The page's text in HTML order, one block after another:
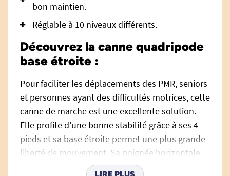
bon maintien.
Réglable à 10 niveaux différents.
Découvrez la canne quadripode
base étroite :
Pour faciliter les déplacements des PMR, seniors
et personnes ayant des difficultés motrices, cette
canne de marche est une excellente solution.
Elle profite d'une bonne stabilité grâce à ses 4
pieds et sa base étroite permet une plus grande
liberté de mouvement. Sa poignée horizontale
assure un bon maintien et permet une bonne